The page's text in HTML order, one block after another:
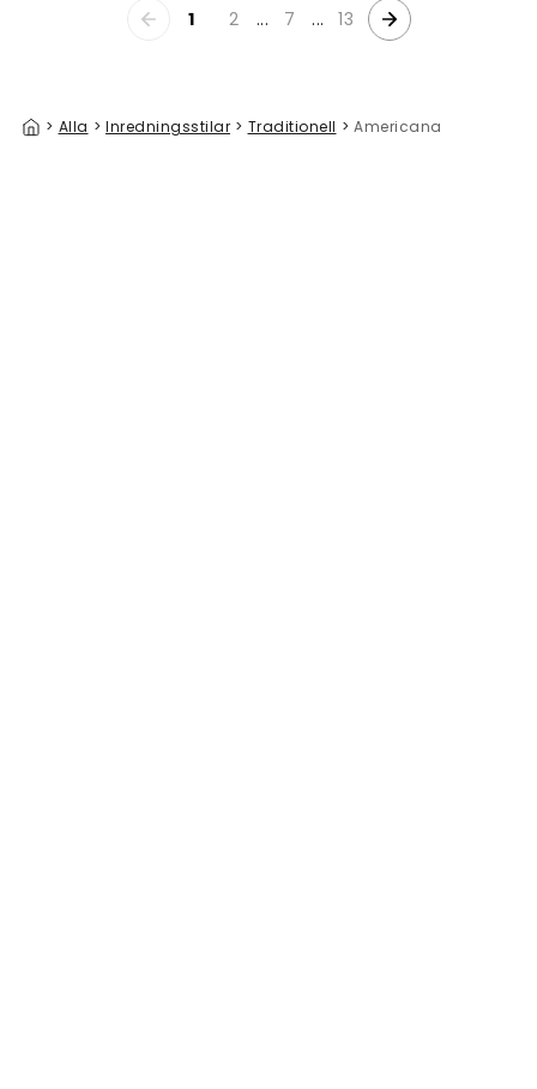
1 2 ... 7 ... 13
> Alla > Inredningsstilar > Traditionell > Americana